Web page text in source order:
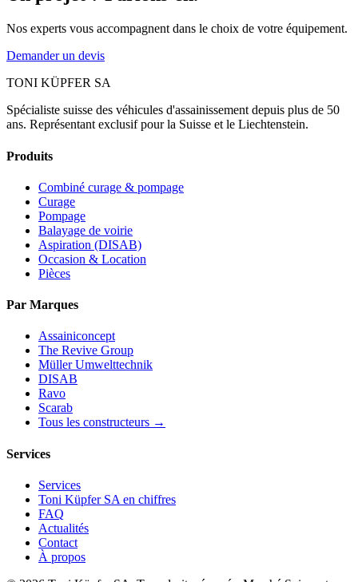
Nos experts vous accompagnent dans le choix de votre équipement.
Demander un devis
TONI KÜPFER SA
Spécialiste suisse des véhicules d'assainissement depuis plus de 50
ans. Représentant exclusif pour la Suisse et le Liechtenstein.
Produits
Combiné curage & pompage
Curage
Pompage
Balayage de voirie
Aspiration (DISAB)
Occasion & Location
Pièces
Par Marques
Assainiconcept
The Revive Group
Müller Umwelttechnik
DISAB
Ravo
Scarab
Tous les constructeurs →
Services
Services
Toni Küpfer SA en chiffres
FAQ
Actualités
Contact
À propos